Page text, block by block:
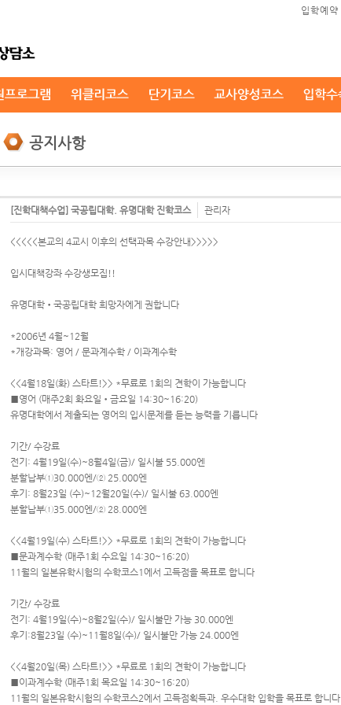
입학예약
공지사항
[진학대책수업] 국공립대학. 유명대학 진학코스 관리자
<<<<<본교의 4교시 이후의 선택과목 수강안내>>>>>
입시대책강좌 수강생모집!!
유명대학•국공립대학 희망자에게 권합니다
*2006년 4월~12월
*개강과목: 영어 / 문과계수학 / 이과계수학
<<4월18일(화) 스타트!>> *무료로 1회의 견학이 가능합니다
■영어 (매주2회 화요일•금요일 14:30~16:20)
유명대학에서 제출되는 영어의 입시문제를 듣는 능력을 기릅니다
기간/ 수강료
전기: 4월19일(수)~8월4일(금)/ 일시불 55.000엔
분할납부①30.000엔/② 25.000엔
후기: 8월23일 (수)~12월20일(수)/ 일시불 63.000엔
분할납부①35.000엔/② 28.000엔
<<4월19일(수) 스타트!>> *무료로 1회의 견학이 가능합니다
■문과계수학 (매주1회 수요일 14:30~16:20)
11월의 일본유학시험의 수학코스1에서 고득점을 목표로 합니다
기간/ 수강료
전기: 4월19일(수)~8월2일(수)/ 일시불만 가능 30.000엔
후기:8월23일 (수)~11월8일(수)/ 일시불만 가능 24.000엔
<<4월20일(목) 스타트!>> *무료로 1회의 견학이 가능합니다
■이과계수학 (매주1회 목요일 14:30~16:20)
11월의 일본유학시험의 수학코스2에서 고득점획득과. 우수대학 입학을 목표로 합니다